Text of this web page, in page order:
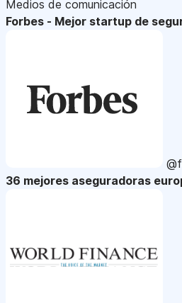
Medios de comunicación
Forbes - Mejor startup de
36 mejores aseguradoras